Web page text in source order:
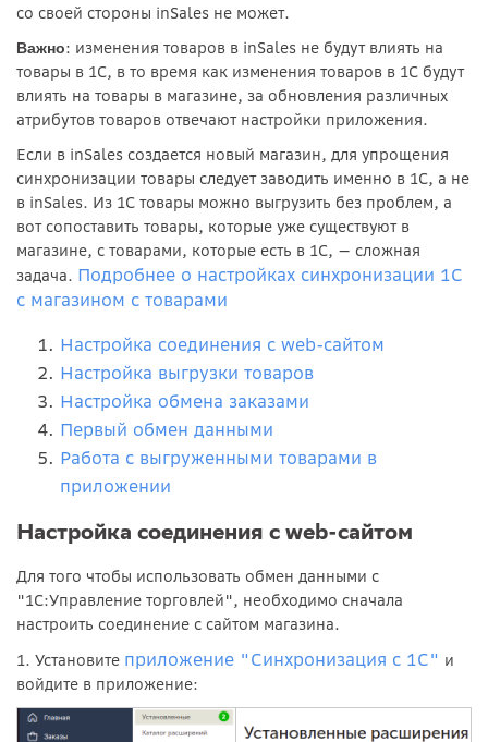
со своей стороны inSales не может.
Важно: изменения товаров в inSales не будут влиять на
товары в 1С, в то время как изменения товаров в 1С будут
влиять на товары в магазине, за обновления различных
атрибутов товаров отвечают настройки приложения.
Если в inSales создается новый магазин, для упрощения
синхронизации товары следует заводить именно в 1С, а не
в inSales. Из 1С товары можно выгрузить без проблем, а
вот сопоставить товары, которые уже существуют в
магазине, с товарами, которые есть в 1С, — сложная
задача. Подробнее о настройках синхронизации 1С
с магазином с товарами
Настройка соединения с web-сайтом
Настройка выгрузки товаров
Настройка обмена заказами
Первый обмен данными
Работа с выгруженными товарами в
приложении
Настройка соединения с web-сайтом
Для того чтобы использовать обмен данными с
"1С:Управление торговлей", необходимо сначала
настроить соединение с сайтом магазина.
1. Установите приложение "Синхронизация с 1С" и
войдите в приложение: